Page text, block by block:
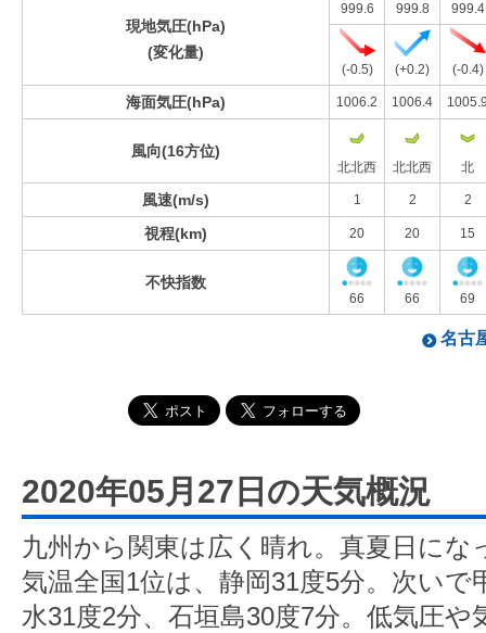
現地気圧(hPa)
(変化量)
999.6 999.8 999.4
(-0.5) (+0.2) (-0.4)
海面気圧(hPa) 1006.2 1006.4
風向(16方位)
北北西 北北西 北
風速(m/s) 1 2 2
視程(km) 20 20 15
不快指数
66 66 69
名古
2020年05月27日の天気概況
九州から関東は広く晴れ。真夏日にな
気温全国1位は、静岡31度5分。次いで
水31度2分、石垣島30度7分。低気圧